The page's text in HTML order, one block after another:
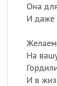
Она
И даже
На
И в